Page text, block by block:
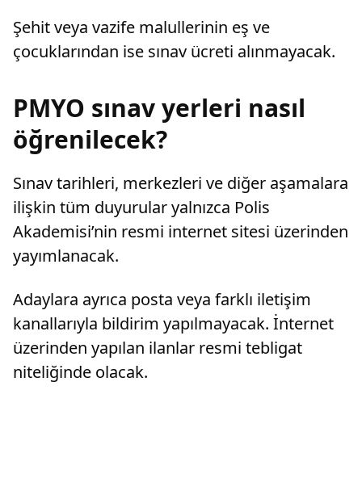
Şehit veya vazife malullerinin eş ve
çocuklarından ise sınav ücreti alınmayacak.
PMYO sınav yerleri nasıl
öğrenilecek?
Sınav tarihleri, merkezleri ve diğer aşamalara
ilişkin tüm duyurular yalnızca Polis
Akademisi’nin resmi internet sitesi üzerinden
yayımlanacak.
Adaylara ayrıca posta veya farklı iletişim
kanallarıyla bildirim yapılmayacak. İnternet
üzerinden yapılan ilanlar resmi tebligat
niteliğinde olacak.